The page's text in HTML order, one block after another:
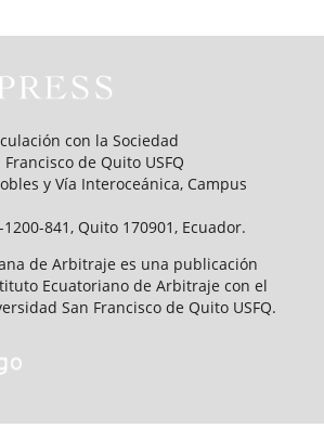
con la Sociedad
de Quito USFQ
y Vía Interoceánica, Campus
841, Quito 170901, Ecuador.
de Arbitraje es una publicación
Ecuatoriano de Arbitraje con el
San Francisco de Quito USFQ.